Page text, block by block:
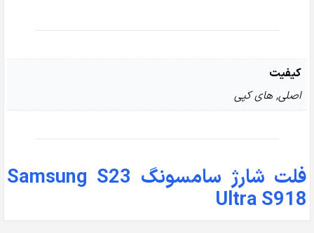
کیفیت
اصلی, های کپی
فلت شارژ سامسونگ Samsung S23
Ultra S918